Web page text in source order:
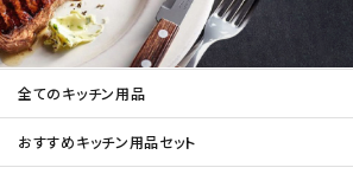
全てのキッチン用品
おすすめキッチン用品セット